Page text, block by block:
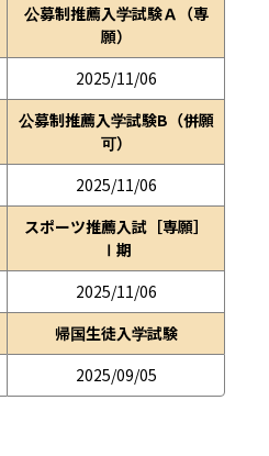
公募制推薦入学試験Ａ（専
願）
2025/11/06
公募制推薦入学試験B（併願
可）
2025/11/06
スポーツ推薦入試［専願］
Ⅰ期
2025/11/06
帰国生徒入学試験
2025/09/05